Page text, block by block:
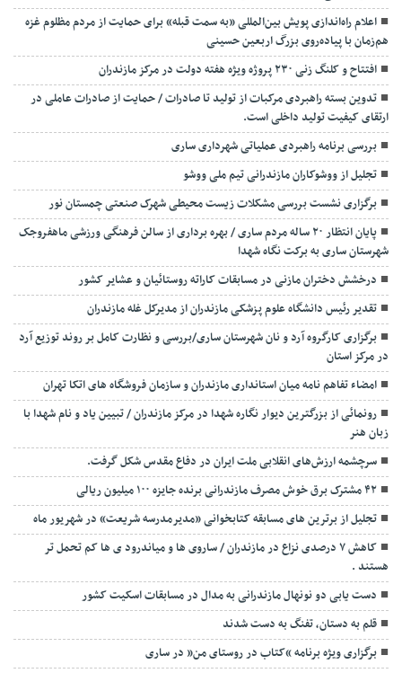
اعلام راه‌اندازی پویش بین‌المللی «به سمت قبله» برای حمایت از مردم مظلوم غزه
هم‌زمان با پیاده‌روی بزرگ اربعین حسینی
افتتاح و کلنگ زنی ۲۳۰ پروژه ویژه هفته دولت در مرکز مازندران
تدوین بسته راهبردی مرکبات از تولید تا صادرات / حمایت از صادرات عاملی در
ارتقای کیفیت تولید داخلی است.
بررسی برنامه راهبردی عملیاتی شهرداری ساری
تجلیل از ووشوکاران مازندرانی تیم ملی ووشو
برگزاری نشست بررسی مشکلات زیست محیطی شهرک صنعتی چمستان نور
پایان انتظار ۲۰ ساله مردم ساری / بهره برداری از سالن فرهنگی ورزشی ماهفروجک
شهرستان ساری به برکت نگاه شهدا
درخشش دختران مازنی در مسابقات کاراته روستائیان و عشایر کشور
تقدیر رئیس دانشگاه علوم پزشکی مازندران از مدیرکل غله مازندران
برگزاری کارگروه آرد و نان شهرستان ساری/بررسی و نظارت کامل بر روند توزیع آرد
در مرکز استان
امضاء تفاهم نامه میان استانداری مازندران و سازمان فروشگاه های اتکا تهران
رونمائی از بزرگترین دیوار نگاره شهدا در مرکز مازندران / تبیین یاد و نام شهدا با
زبان هنر
سرچشمه ارزش‌های انقلابی ملت ایران در دفاع مقدس شکل گرفت.
۴۲ مشترک برق خوش مصرف مازندرانی برنده جایزه ۱۰۰ میلیون ریالی
تجلیل از برترین های مسابقه کتابخوانی «مدیرمدرسه شریعت» در شهریور ماه
کاهش ۷ درصدی نزاع در مازندران / ساروی ها و میاندرود ی ها کم تحمل تر
هستند‌ .
دست یابی دو نونهال مازندرانی به مدال در مسابقات اسکیت کشور
قلم به دستان، تفنگ به دست شدند
برگزاری ویژه برنامه “کتاب در روستای من” در ساری